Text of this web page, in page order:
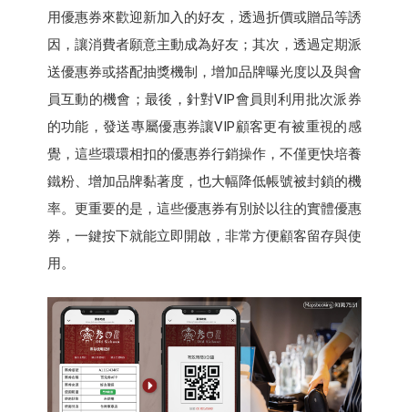
用優惠券來歡迎新加入的好友，透過折價或贈品等誘
因，讓消費者願意主動成為好友；其次，透過定期派
送優惠券或搭配抽獎機制，增加品牌曝光度以及與會
員互動的機會；最後，針對VIP會員則利用批次派券
的功能，發送專屬優惠券讓VIP顧客更有被重視的感
覺，這些環環相扣的優惠券行銷操作，不僅更快培養
鐵粉、增加品牌黏著度，也大幅降低帳號被封鎖的機
率。更重要的是，這些優惠券有別於以往的實體優惠
券，一鍵按下就能立即開啟，非常方便顧客留存與使
用。